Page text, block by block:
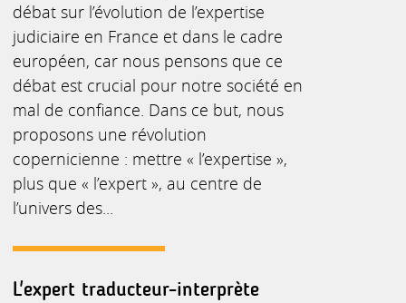
débat sur l’évolution de l’expertise
judiciaire en France et dans le cadre
européen, car nous pensons que ce
débat est crucial pour notre société en
mal de confiance. Dans ce but, nous
proposons une révolution
copernicienne : mettre « l’expertise »,
plus que « l’expert », au centre de
l’univers des...
L'expert traducteur-interprète